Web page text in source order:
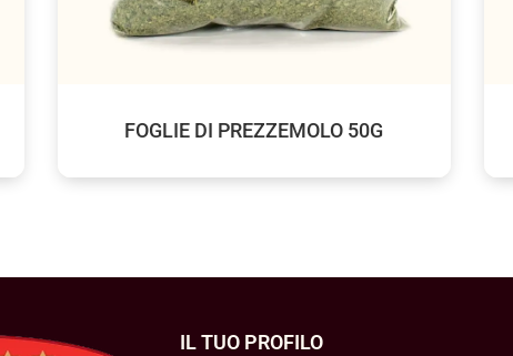
FOGLIE DI PREZZEMOLO 50G
IL TUO PROFILO